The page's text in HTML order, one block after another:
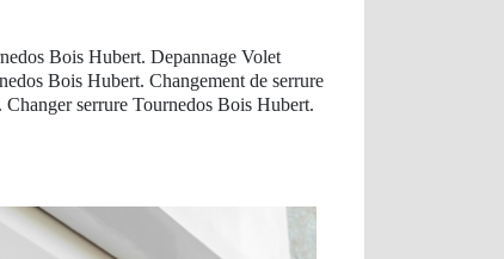
Bois Hubert. Depannage Volet
Bois Hubert. Changement de serrure
serrure Tournedos Bois Hubert.